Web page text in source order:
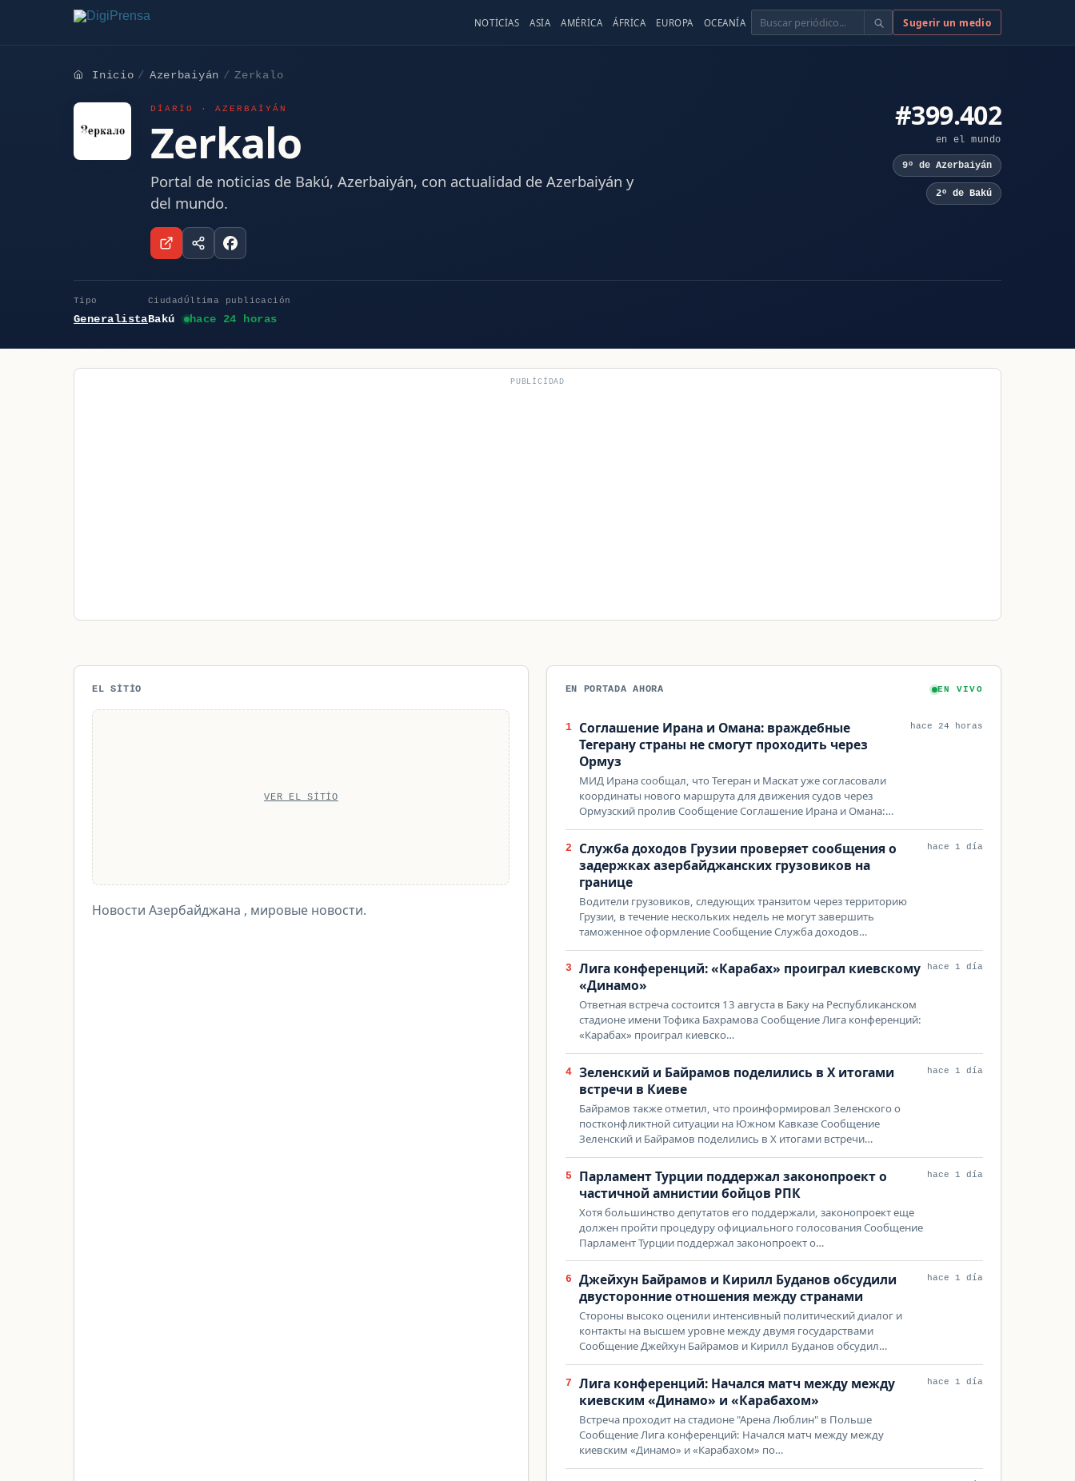
NOTICIAS ASIA AMÉRICA ÁFRICA EUROPA OCEANÍA Buscar Sugerir un medio
Inicio Azerbaiyán Zerkalo
DIARIO · AZERBAIYÁN
Zerkalo
Portal de noticias de Bakú, Azerbaiyán, con actualidad de Azerbaiyán y
del mundo.
#399.402
en el mundo
9º de Azerbaiyán
2º de Bakú
Tipo
Generalista
Ciudad
Bakú
Última publicación
hace 24 horas
PUBLICIDAD
EL SITIO
VER EL SITIO
Новости Азербайджана , мировые новости.
EN PORTADA AHORA EN VIVO
1
Соглашение Ирана и Омана: враждебные
Тегерану страны не смогут проходить через
Ормуз
МИД Ирана сообщал, что Тегеран и Маскат уже согласовали
координаты нового маршрута для движения судов через
Ормузский пролив Сообщение Соглашение Ирана и Омана:…
hace 24 horas
2
Служба доходов Грузии проверяет сообщения о
задержках азербайджанских грузовиков на
границе
Водители грузовиков, следующих транзитом через территорию
Грузии, в течение нескольких недель не могут завершить
таможенное оформление Сообщение Служба доходов…
hace 1 día
3
Лига конференций: «Карабах» проиграл киевскому
«Динамо»
Ответная встреча состоится 13 августа в Баку на Республиканском
стадионе имени Тофика Бахрамова Сообщение Лига конференций:
«Карабах» проиграл киевско…
hace 1 día
4
Зеленский и Байрамов поделились в Х итогами
встречи в Киеве
Байрамов также отметил, что проинформировал Зеленского о
постконфликтной ситуации на Южном Кавказе Сообщение
Зеленский и Байрамов поделились в Х итогами встречи…
hace 1 día
5
Парламент Турции поддержал законопроект о
частичной амнистии бойцов РПК
Хотя большинство депутатов его поддержали, законопроект еще
должен пройти процедуру официального голосования Сообщение
Парламент Турции поддержал законопроект о…
hace 1 día
6
Джейхун Байрамов и Кирилл Буданов обсудили
двусторонние отношения между странами
Стороны высоко оценили интенсивный политический диалог и
контакты на высшем уровне между двумя государствами
Сообщение Джейхун Байрамов и Кирилл Буданов обсудил…
hace 1 día
7
Лига конференций: Начался матч между между
киевским «Динамо» и «Карабахом»
Встреча проходит на стадионе "Арена Люблин" в Польше
Сообщение Лига конференций: Начался матч между между
киевским «Динамо» и «Карабахом» по…
hace 1 día